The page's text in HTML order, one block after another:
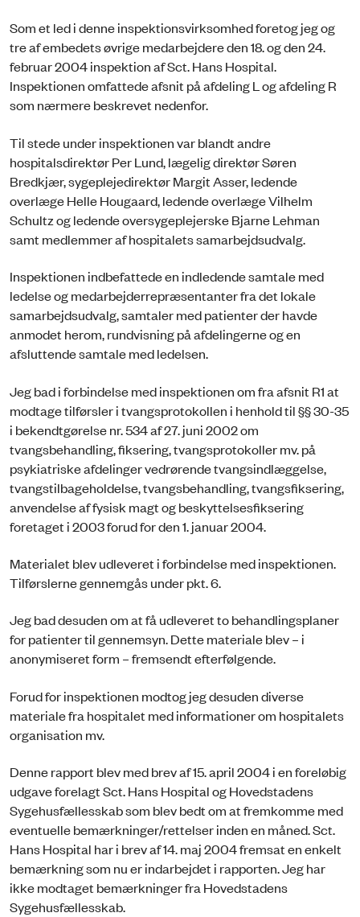
Som et led i denne inspektionsvirksomhed foretog jeg og
tre af embe­dets øvrige medarbejdere den 18. og den 24.
februar 2004 inspektion af Sct. Hans Hospital.
Inspektionen omfattede afsnit på afdeling L og afdeling R
som nærmere beskrevet nedenfor.
Til stede under inspektionen var blandt andre
hospitalsdirektør Per Lund, lægelig direktør Søren
Bredkjær, sygeplejedirektør Margit Asser, ledende
overlæge Helle Hougaard, ledende overlæge Vilhelm
Schultz og ledende oversygeplejerske Bjarne Lehman
samt medlemmer af hospitalets samarbejdsudvalg.
Inspektionen indbefattede en indledende samtale med
ledelse og med­arbejderrepræsentanter fra det lokale
samarbejdsudvalg, samtaler med patienter der havde
anmodet herom, rundvis­ning på afdelingerne og en
afsluttende samtale med ledel­sen.
Jeg bad i forbindelse med inspektionen om fra afsnit R1 at
modtage tilførsler i tvangsprotokollen i henhold til §§ 30-35
i bekendtgørelse nr. 534 af 27. juni 2002 om
tvangsbehandling, fiksering, tvangsprotokoller mv. på
psykiatriske afdelinger vedrørende tvangsindlæggelse,
tvangstilbageholdelse, tvangsbehandling, tvangsfiksering,
anvendelse af fysisk magt og beskyttelsesfiksering
foretaget i 2003 forud for den 1. januar 2004.
Materialet blev udleveret i forbindelse med inspektionen.
Tilførslerne gennemgås under pkt. 6.
Jeg bad desuden om at få udleveret to behandlingsplaner
for patienter til gennemsyn. Dette materiale blev – i
anonymiseret form – fremsendt efterfølgende.
Forud for inspektionen modtog jeg desuden diverse
materiale fra hospitalet med informationer om hospitalets
organisation mv.
Denne rapport blev med brev af 15. april 2004 i en foreløbig
udgave forelagt Sct. Hans Hospital og Hovedstadens
Sygehusfællesskab som blev bedt om at fremkomme med
even­tu­elle bemærkninger/rettelser inden en måned. Sct.
Hans Hospital har i brev af 14. maj 2004 fremsat en enkelt
bemærkning som nu er indarbejdet i rapporten. Jeg har
ikke modtaget bemærkninger fra Hovedstadens
Sygehusfællesskab.